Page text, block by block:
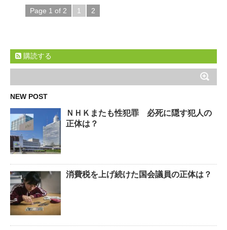
Page 1 of 2 1 2
購読する
NEW POST
ＮＨＫまたも性犯罪 必死に隠す犯人の
正体は？
消費税を上げ続けた国会議員の正体は？